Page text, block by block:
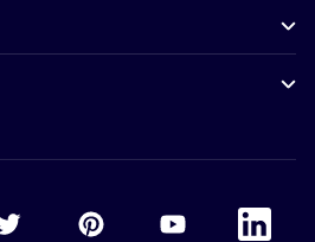
Accor TwitterAccor PinterestAccor Youtube
Accor